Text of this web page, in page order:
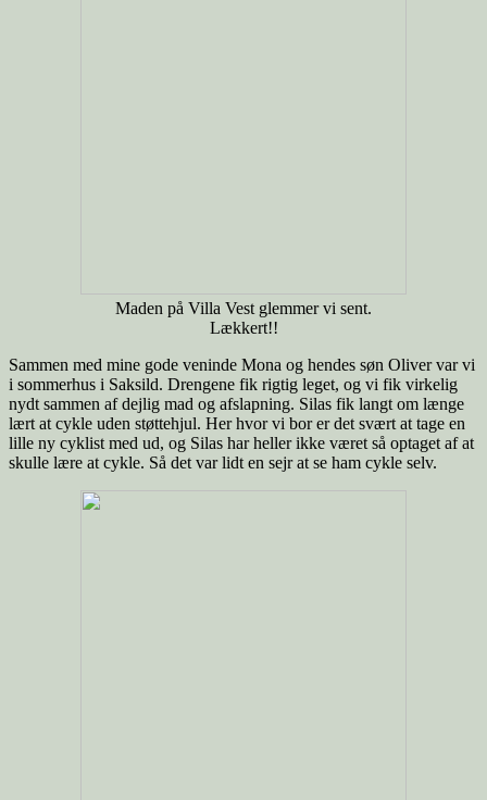
Maden på Villa Vest glemmer vi sent.
Lækkert!!
Sammen med mine gode veninde Mona og hendes søn Oliver var vi
i sommerhus i Saksild. Drengene fik rigtig leget, og vi fik virkelig
nydt sammen af dejlig mad og afslapning. Silas fik langt om længe
lært at cykle uden støttehjul. Her hvor vi bor er det svært at tage en
lille ny cyklist med ud, og Silas har heller ikke været så optaget af at
skulle lære at cykle. Så det var lidt en sejr at se ham cykle selv.